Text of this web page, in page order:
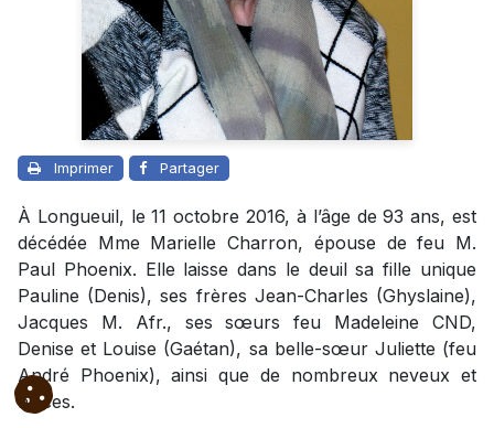
Imprimer Partager
À Longueuil, le 11 octobre 2016, à l’âge de 93 ans, est
décédée Mme Marielle Charron, épouse de feu M.
Paul Phoenix. Elle laisse dans le deuil sa fille unique
Pauline (Denis), ses frères Jean-Charles (Ghyslaine),
Jacques M. Afr., ses sœurs feu Madeleine CND,
Denise et Louise (Gaétan), sa belle-sœur Juliette (feu
André Phoenix), ainsi que de nombreux neveux et
nièces.